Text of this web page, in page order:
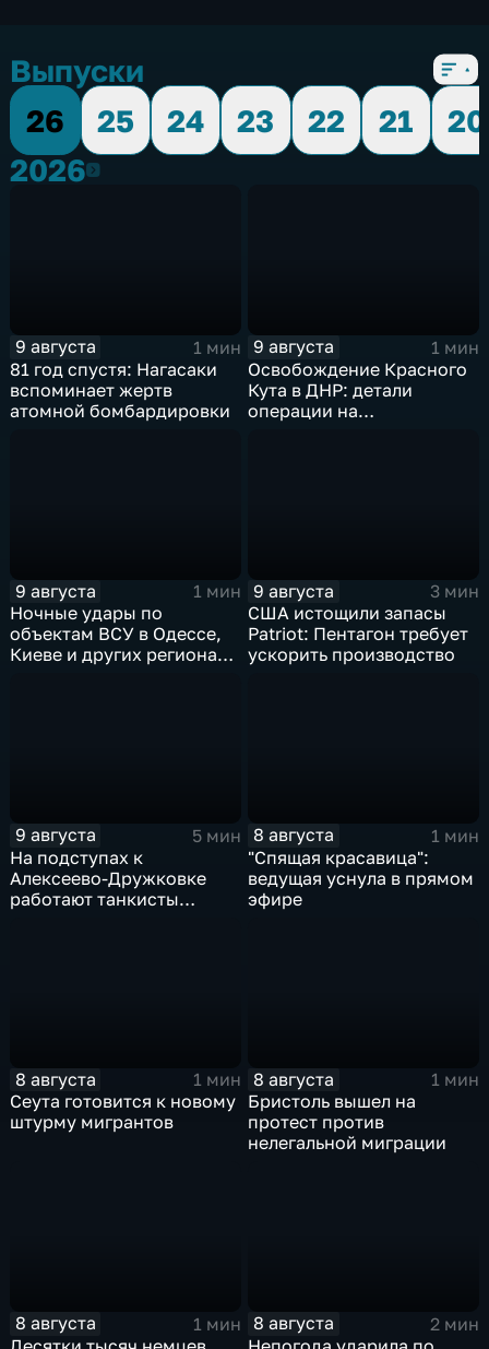
Выпуски
26
25 24 23 22 21
20
20262026
9 августа
1 мин
81 год спустя: Нагасаки
вспоминает жертв
атомной бомбардировки
9 августа
1 мин
Освобождение Красного
Кута в ДНР: детали
операции на
9 августа
1 мин
Ночные удары по
объектам ВСУ в Одессе,
Киеве и других регионах
9 августа
3 мин
США истощили запасы
Patriot: Пентагон требует
ускорить производство
9 августа
5 мин
На подступах к
Алексеево-Дружковке
работают танкисты
8 августа
1 мин
"Спящая красавица":
ведущая уснула в прямом
эфире
8 августа
1 мин
Сеута готовится к новому
штурму мигрантов
8 августа
1 мин
Бристоль вышел на
протест против
нелегальной миграции
8 августа
1 мин
8 августа
2 мин